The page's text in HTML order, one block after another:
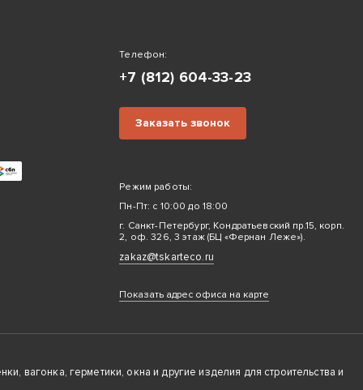
Телефон:
+7 (812) 604-33-23
Заказать звонок
Режим работы:
Пн-Пт: с 10:00 до 18:00
г. Санкт-Петербург, Кондратьевский пр.15, корп.
2, оф. 326, 3 этаж (БЦ «Фернан Леже»).
zakaz@tskarteco.ru
Показать адрес офиса на карте
вагонка, герметики, окна и другие изделия для строительства и